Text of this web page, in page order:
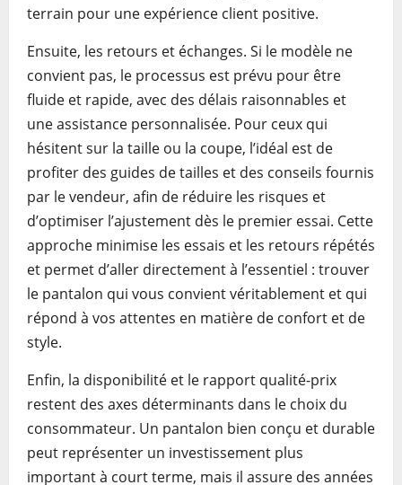
terrain pour une expérience client positive.
Ensuite, les retours et échanges. Si le modèle ne
convient pas, le processus est prévu pour être
fluide et rapide, avec des délais raisonnables et
une assistance personnalisée. Pour ceux qui
hésitent sur la taille ou la coupe, l’idéal est de
profiter des guides de tailles et des conseils fournis
par le vendeur, afin de réduire les risques et
d’optimiser l’ajustement dès le premier essai. Cette
approche minimise les essais et les retours répétés
et permet d’aller directement à l’essentiel : trouver
le pantalon qui vous convient véritablement et qui
répond à vos attentes en matière de confort et de
style.
Enfin, la disponibilité et le rapport qualité-prix
restent des axes déterminants dans le choix du
consommateur. Un pantalon bien conçu et durable
peut représenter un investissement plus
important à court terme, mais il assure des années